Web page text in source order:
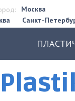
Москва
Санкт-